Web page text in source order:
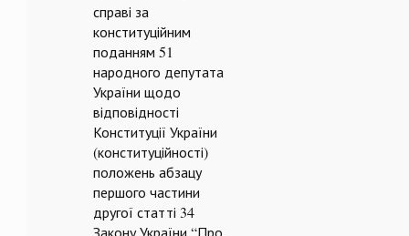
справі за
конституційним
поданням 51
народного депутата
України щодо
відповідності
Конституції України
(конституційності)
положень абзацу
першого частини
другої статті 34
Закону України “Про